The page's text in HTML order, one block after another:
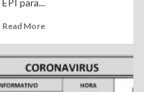
Read More